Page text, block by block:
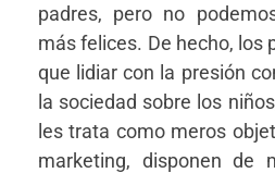
padres, pero no
más felices. De hecho, los
que lidiar con la presión
la sociedad sobre los
les trata como meros
marketing, disponen de